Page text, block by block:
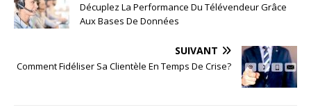
Décuplez La Performance Du Télévendeur Grâce
Aux Bases De Données
SUIVANT
Comment Fidéliser Sa Clientèle En Temps De Crise?